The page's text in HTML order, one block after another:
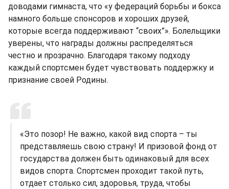
доводами гимнаста, что «у федераций борьбы и бокса
намного больше спонсоров и хороших друзей,
которые всегда поддерживают “своих”». Болельщики
уверены, что награды должны распределяться
честно и прозрачно. Благодаря такому подходу
каждый спортсмен будет чувствовать поддержку и
признание своей Родины.
«Это позор! Не важно, какой вид спорта – ты
представляешь свою страну! И призовой фонд от
государства должен быть одинаковый для всех
видов спорта. Спортсмен проходит такой путь,
отдает столько сил, здоровья, труда, чтобы